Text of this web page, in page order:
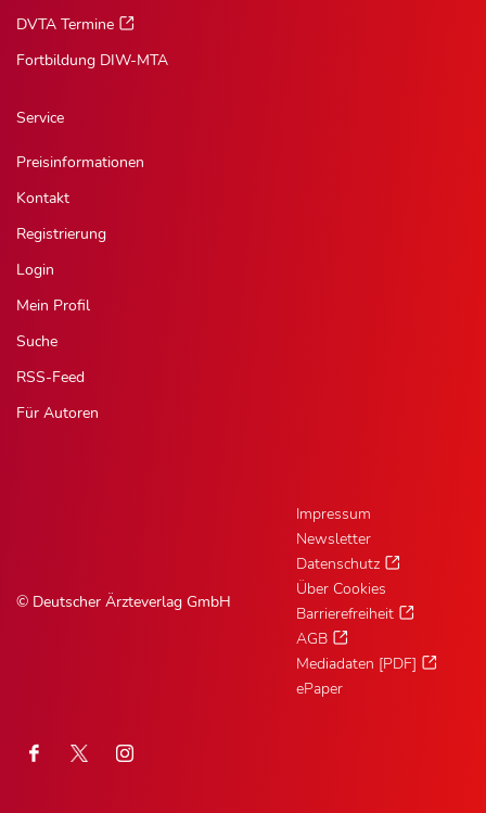
DVTA Termine
Fortbildung DIW-MTA
Service
Preisinformationen
Kontakt
Registrierung
Login
Mein Profil
Suche
RSS-Feed
Für Autoren
© Deutscher Ärzteverlag GmbH
Impressum
Newsletter
Datenschutz
Über Cookies
Barrierefreiheit
AGB
Mediadaten [PDF]
ePaper